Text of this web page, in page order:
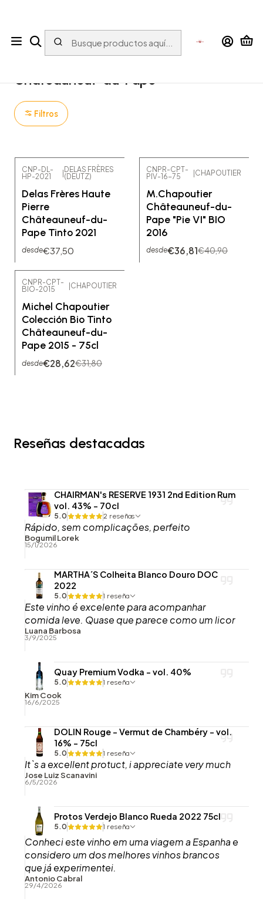
Inicio Vino Vino tinto Francia Vallée du Rhône
Châteauneuf-du-Pape
Châteauneuf-du-Pape
Filtros
CNP-DL-
HP-2021
|DELAS FRÈRES
(DEUTZ)
Delas Frères Haute
Pierre
Châteauneuf-du-
Pape Tinto 2021
desde€37,50
-10% OFF
CNPR-CPT-
PIV-16-75
|CHAPOUTIER
M.Chapoutier
Châteauneuf-du-
Pape "Pie VI" BIO
2016
desde€36,81€40,90
-10% OFF
CNPR-CPT-
BIO-2015
CHAPOUTIER
Michel Chapoutier
Colección Bio Tinto
Châteauneuf-du-
Pape 2015 - 75cl
desde€28,62€31,80
Reseñas destacadas
CHAIRMAN's RESERVE 1931 2nd Edition Rum
vol. 43% - 70cl
5.0 2 reseñas
Rápido, sem complicações, perfeito
Bogumil Lorek
15/1/2026
MARTHA´S Colheita Blanco Douro DOC
2022
5.0 1 reseña
Este vinho é excelente para acompanhar
comida leve. Quase que parece como um licor
Luana Barbosa
3/9/2025
Quay Premium Vodka - vol. 40%
5.0 1 reseña
Kim Cook
16/6/2025
DOLIN Rouge - Vermut de Chambéry - vol.
16% - 75cl
5.0 1 reseña
It`s a excellent protuct, i appreciate very much
Jose Luiz Scanavini
6/5/2026
Protos Verdejo Blanco Rueda 2022 75cl
5.0 1 reseña
Conheci este vinho em uma viagem a Espanha e
considero um dos melhores vinhos brancos
que já experimentei.
Antonio Cabral
29/4/2026